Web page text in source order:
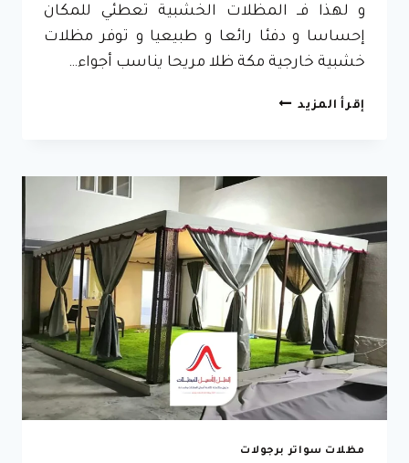
و لهذا فــ المظلات الخشبية تعطئي للمكان
إحساسا و دفئا رائعا و طبيعيا و توفر مظلات
خشبية خارجية مكة ظلا مريحا يناسب أجواء…
إقرأ المزيد تركيب
0596837097
–
مظلات
خشبية
خارجية
مكة
مظلات سواتر برجولات